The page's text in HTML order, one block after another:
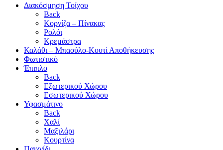
Διακόσμηση Τοίχου
Back
Κορνίζα – Πίνακας
Ρολόι
Κρεμάστρα
Καλάθι – Μπαούλο-Κουτί Αποθήκευσης
Φωτιστικό
Έπιπλο
Back
Εξωτερικού Χώρου
Εσωτερικού Χώρου
Υφασμάτινο
Back
Χαλί
Μαξιλάρι
Κουρτίνα